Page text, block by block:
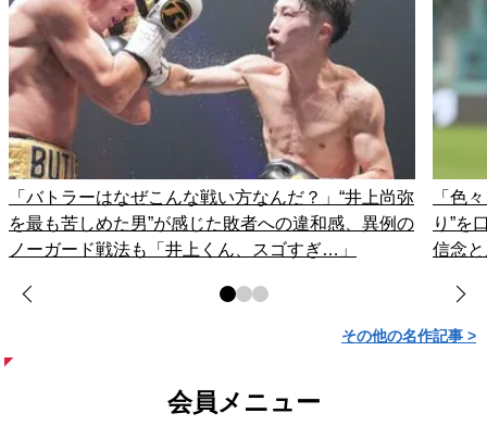
「バトラーはなぜこんな戦い方なんだ？」“井上尚弥
を最も苦しめた男”が感じた敗者への違和感、異例の
ノーガード戦法も「井上くん、スゴすぎ…」
「色
り”を
信念
その他の名作記事 >
会員メニュー